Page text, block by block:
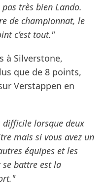
très bien Lando.
de championnat, le
c’est tout."
à Silverstone,
que de 8 points,
Verstappen en
difficile lorsque deux
mais si vous avez un
équipes et les
battre est la